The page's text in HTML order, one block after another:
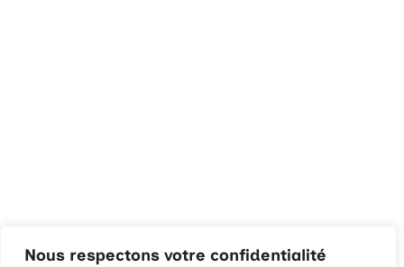
Nous respectons votre confidentialité